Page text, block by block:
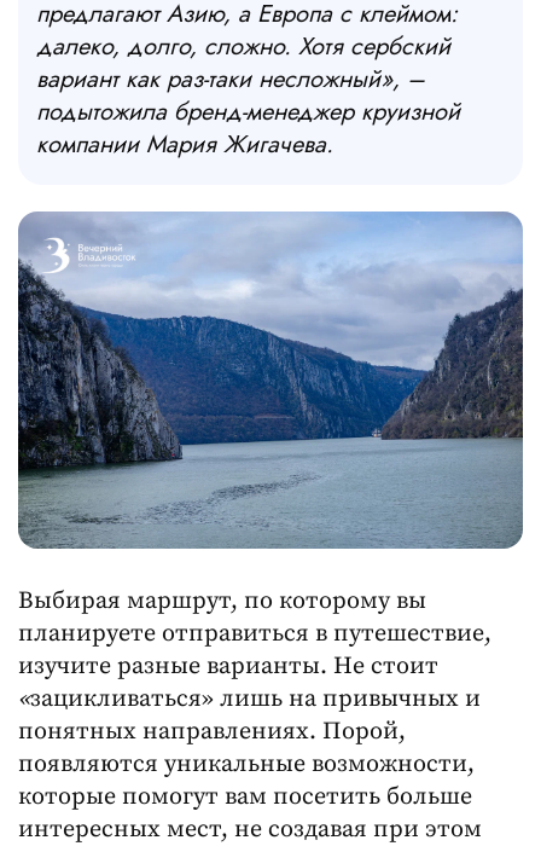
предлагают Азию, а Европа с клеймом:
далеко, долго, сложно. Хотя сербский
вариант как раз-таки несложный», –
подытожила бренд-менеджер круизной
компании Мария Жигачева.
Выбирая маршрут, по которому вы
планируете отправиться в путешествие,
изучите разные варианты. Не стоит
«зацикливаться» лишь на привычных и
понятных направлениях. Порой,
появляются уникальные возможности,
которые помогут вам посетить больше
интересных мест, не создавая при этом